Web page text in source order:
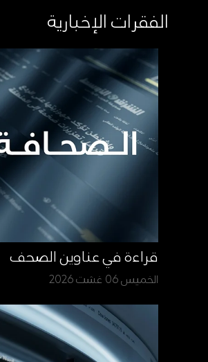
الفقرات الإخبارية
قراءة في عناوين الصحف
الخميس 06 غشت 2026